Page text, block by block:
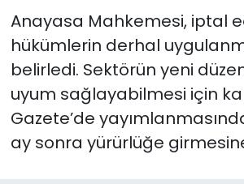
Anayasa Mahkemesi, iptal
hükümlerin derhal
belirledi. Sektörün yeni
uyum sağlayabilmesi için
Gazete’de
ay sonra yürürlüğe